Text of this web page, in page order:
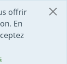
offrir
En